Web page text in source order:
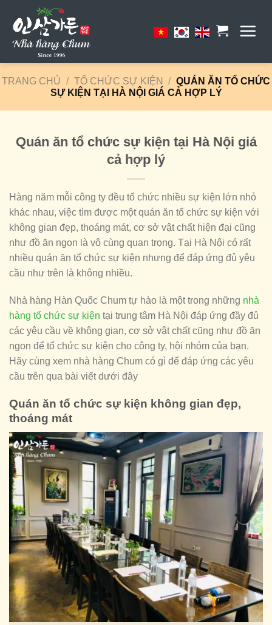
content
TRANG CHỦ / TỔ CHỨC SỰ KIỆN / QUÁN ĂN TỔ CHỨC
SỰ KIỆN TẠI HÀ NỘI GIÁ CẢ HỢP LÝ
Quán ăn tổ chức sự kiện tại Hà Nội giá
cả hợp lý
Hàng năm mỗi công ty đều tổ chức nhiều sự kiện lớn nhỏ
khác nhau, việc tìm được một quán ăn tổ chức sự kiện với
không gian đẹp, thoáng mát, cơ sở vật chất hiện đại cũng
như đồ ăn ngon là vô cùng quan trọng. Tại Hà Nội có rất
nhiều quán ăn tổ chức sự kiện nhưng để đáp ứng đủ yêu
cầu như trên là không nhiều.
Nhà hàng Hàn Quốc Chum tự hào là một trong những nhà
hàng tổ chức sự kiện tại trung tâm Hà Nội đáp ứng đầy đủ
các yêu cầu về không gian, cơ sở vật chất cũng như đồ ăn
ngon để tổ chức sự kiện cho công ty, hội nhóm của bạn.
Hãy cùng xem nhà hàng Chum có gì để đáp ứng các yêu
cầu trên qua bài viết dưới đây
Quán ăn tổ chức sự kiện không gian đẹp,
thoáng mát